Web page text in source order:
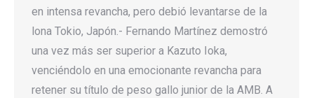
en intensa revancha, pero debió levantarse de la
lona Tokio, Japón.- Fernando Martínez demostró
una vez más ser superior a Kazuto Ioka,
venciéndolo en una emocionante revancha para
retener su título de peso gallo junior de la AMB. A